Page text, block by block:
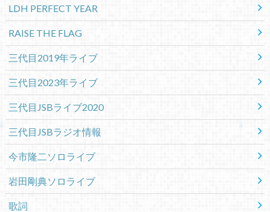
LDH PERFECT YEAR
RAISE THE FLAG
三代目2019年ライブ
三代目2023年ライブ
三代目JSBライブ2020
三代目JSBラジオ情報
今市隆二ソロライブ
岩田剛典ソロライブ
歌詞